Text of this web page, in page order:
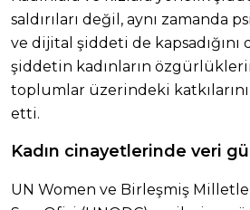
saldırıları değil, aynı zamanda
ve dijital şiddeti de
şiddetin kadınların
toplumlar üzerindeki
etti.
Kadın cinayetlerinde veri
UN Women ve Birleşmiş